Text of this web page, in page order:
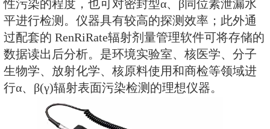
REN600Bα、β表面污染检测仪采
用来检测放射性工作场所和实验室
地板、墙面、手、衣服、鞋等表面
性污染的程度，也可对密封型α、β
平进行检测。仪器具有较高的探